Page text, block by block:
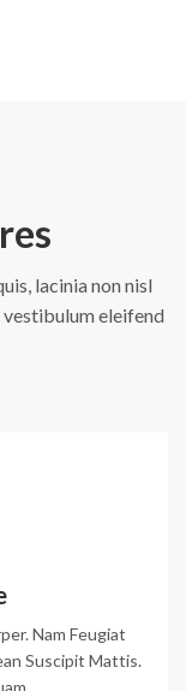
lacinia non nisl
eleifend
Nam Feugiat
Suscipit Mattis.